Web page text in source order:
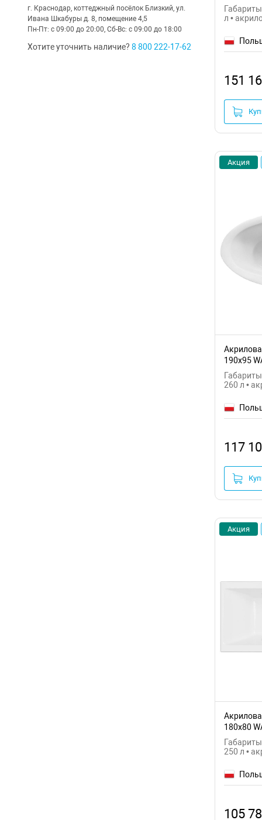
г. Краснодар, коттеджный посёлок Близкий, ул.
Ивана Шкабуры д. 8, помещение 4,5
Пн-Пт: с 09:00 до 20:00, Сб-Вс: с 09:00 до 18:00
Хотите уточнить наличие? 8 800 222-17-62
л •
151
Акция
190x95
260 л •
117
Акция
180x80
250 л •
105